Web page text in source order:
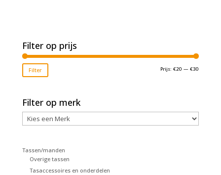
Filter op prijs
Filter Prijs:€20 —€30
Filter op merk
Tassen/manden
Overige tassen
Tasaccessoires en onderdelen